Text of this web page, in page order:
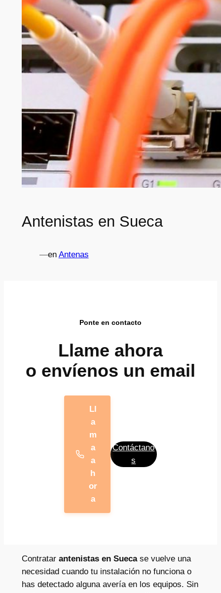
Antenistas en Sueca
—en Antenas
Ponte en contacto
Llame ahora
o envíenos un email
Ll
a
m
a
a
h
or
a
Contáctano
s
Contratar antenistas en Suecase vuelve una
necesidad cuando tu instalación no funciona o
has detectado alguna avería en los equipos. Sin